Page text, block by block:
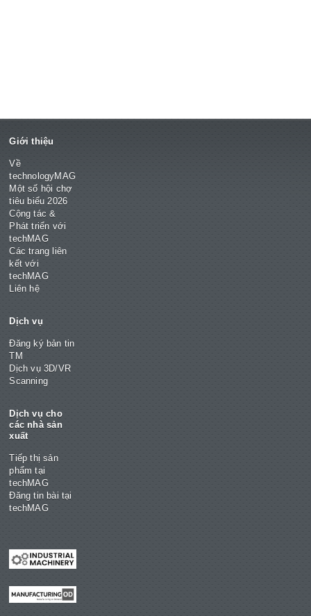
Giới thiệu
Về
technologyMAG
Một số hội chợ
tiêu biểu 2026
Cộng tác &
Phát triển với
techMAG
Các trang liên
kết với
techMAG
Liên hệ
Dịch vụ
Đăng ký bản tin
TM
Dịch vụ 3D/VR
Scanning
Dịch vụ cho
các nhà sản
xuất
Tiếp thị sản
phẩm tại
techMAG
Đăng tin bài tại
techMAG